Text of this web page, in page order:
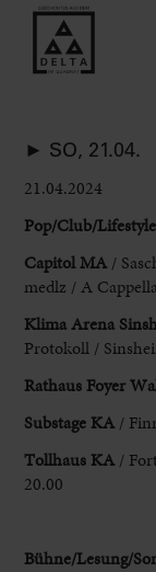
► SO, 21.04.
21.04.2024
Pop/Club/Lifestyle
Capitol MA /
medlz / A
Klima Arena
Protokoll /
Rathaus Foyer
Substage KA /
Tollhaus KA /
20.00
Bühne/Lesung/